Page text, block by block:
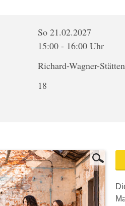
So 21.02.2027
15:00 - 16:00 Uhr
Richard-Wagner-
18